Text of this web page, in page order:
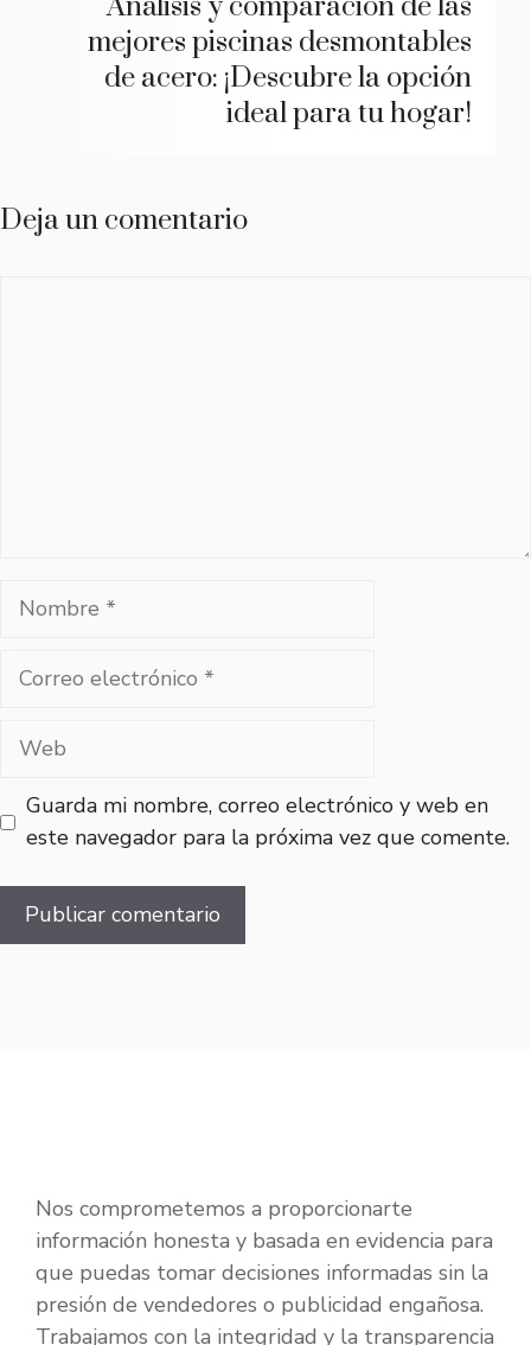
Análisis y comparación de las
mejores piscinas desmontables
de acero: ¡Descubre la opción
ideal para tu hogar!
Deja un comentario
Nombre
Correo
Web
Guarda mi nombre, correo electrónico y web en
este navegador para la próxima vez que comente.
Nos comprometemos a proporcionarte
información honesta y basada en evidencia para
que puedas tomar decisiones informadas sin la
presión de vendedores o publicidad engañosa.
Trabajamos con la integridad y la transparencia